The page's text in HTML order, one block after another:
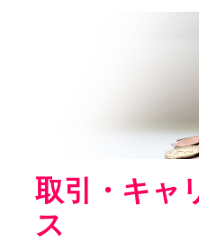
取引・キャ
ス